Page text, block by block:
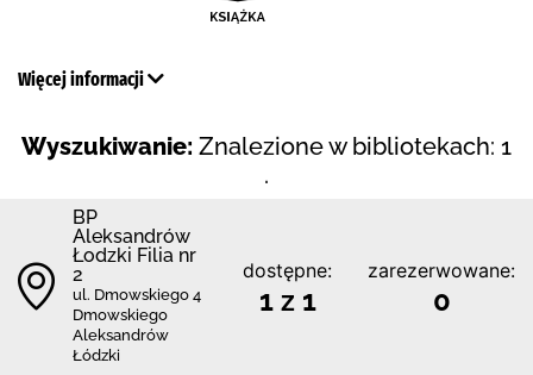
Więcej informacji
Wyszukiwanie: Znalezione w bibliotekach: 1
.
BP
Aleksandrów
Łodzki Filia nr
2
ul. Dmowskiego 4
Dmowskiego
Aleksandrów
Łódzki
dostępne:
1 z 1
zarezerwowane:
0